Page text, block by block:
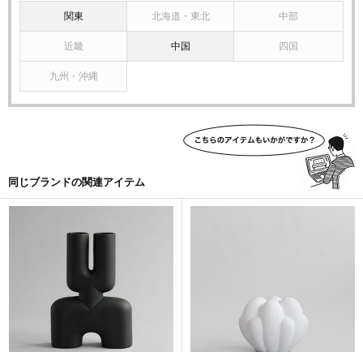
関東 北海道・東北 中部
近畿 中国 四国
九州・沖縄
同じブランドの関連アイテム